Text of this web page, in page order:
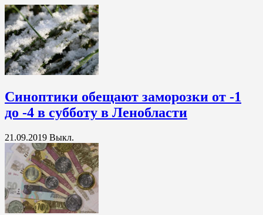
Синоптики обещают заморозки от -1
до -4 в субботу в Ленобласти
21.09.2019 Выкл.